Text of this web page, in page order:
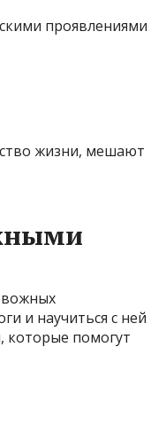
проявлениями
жизни, мешают
и научиться с ней
которые помогут